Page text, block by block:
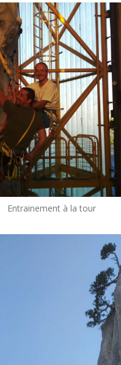
Entrainement à la tour